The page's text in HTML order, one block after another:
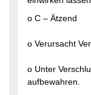
o C – Ätzend
o Verursacht
o Unter
aufbewahren.